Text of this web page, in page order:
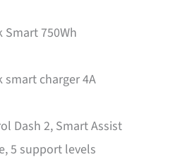
Smart 750Wh
smart charger 4A
Dash 2, Smart Assist
5 support levels